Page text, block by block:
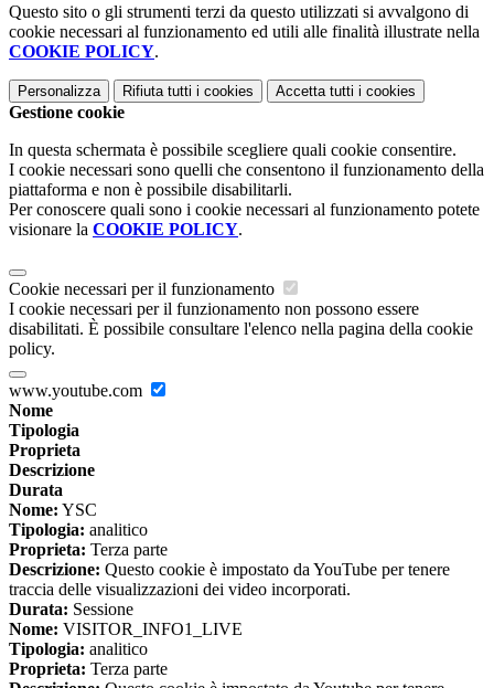
Questo sito o gli strumenti terzi da questo utilizzati si avvalgono di
cookie necessari al funzionamento ed utili alle finalità illustrate nella
COOKIE POLICY.
Personalizza Rifiuta tutti i cookies Accetta tutti i cookies
Gestione cookie
In questa schermata è possibile scegliere quali cookie consentire.
I cookie necessari sono quelli che consentono il funzionamento della
piattaforma e non è possibile disabilitarli.
Per conoscere quali sono i cookie necessari al funzionamento potete
visionare la COOKIE POLICY.
Cookie necessari per il funzionamento
I cookie necessari per il funzionamento non possono essere
disabilitati. È possibile consultare l'elenco nella pagina della cookie
policy.
www.youtube.com
Nome
Tipologia
Proprieta
Descrizione
Durata
Nome: YSC
Tipologia: analitico
Proprieta: Terza parte
Descrizione: Questo cookie è impostato da YouTube per tenere
traccia delle visualizzazioni dei video incorporati.
Durata: Sessione
Nome: VISITOR_INFO1_LIVE
Tipologia: analitico
Proprieta: Terza parte